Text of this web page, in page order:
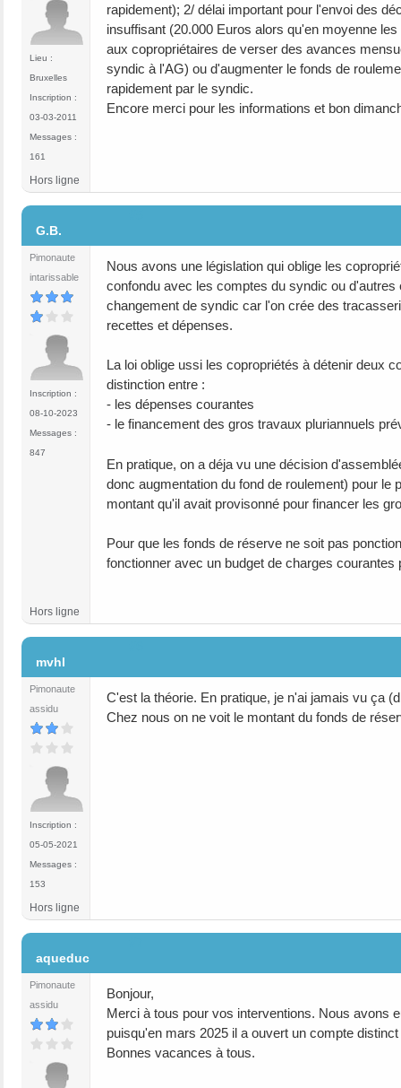
Lieu :
Bruxelles
Inscription :
03-03-2011
Messages :
161
rapidement); 2/ délai important pour l'envoi des
insuffisant (20.000 Euros alors qu'en moyenne
aux copropriétaires de verser des avances
syndic à l'AG) ou d'augmenter le fonds de
rapidement par le syndic.
Encore merci pour les informations et bon
Hors ligne
G.B.
Pimonaute
intarissable
Inscription :
08-10-2023
Messages :
847
Nous avons une législation qui oblige les
confondu avec les comptes du syndic ou
changement de syndic car l'on crée des
recettes et dépenses.
La loi oblige ussi les copropriétés à détenir deux
distinction entre :
- les dépenses courantes
- le financement des gros travaux pluriannuels
En pratique, on a déja vu une décision
donc augmentation du fond de roulement) pour
montant qu'il avait provisonné pour financer les
Pour que les fonds de réserve ne soit pas
fonctionner avec un budget de charges
Hors ligne
mvhl
Pimonaute
assidu
Inscription :
05-05-2021
Messages :
153
C'est la théorie. En pratique, je n'ai jamais vu ça
Chez nous on ne voit le montant du fonds de
Hors ligne
aqueduc
Pimonaute
assidu
Bonjour,
Merci à tous pour vos interventions. Nous avons
puisqu'en mars 2025 il a ouvert un compte
Bonnes vacances à tous.